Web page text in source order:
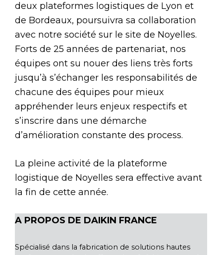
deux plateformes logistiques de Lyon et
de Bordeaux, poursuivra sa collaboration
avec notre société sur le site de Noyelles.
Forts de 25 années de partenariat, nos
équipes ont su nouer des liens très forts
jusqu’à s’échanger les responsabilités de
chacune des équipes pour mieux
appréhender leurs enjeux respectifs et
s’inscrire dans une démarche
d’amélioration constante des process.
La pleine activité de la plateforme
logistique de Noyelles sera effective avant
la fin de cette année.
A PROPOS DE DAIKIN FRANCE
Spécialisé dans la fabrication de solutions hautes